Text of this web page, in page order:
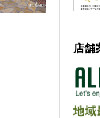
店舗